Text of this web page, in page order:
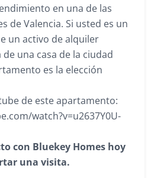
en una de las
de Valencia. Si usted es un
un activo de alquiler
una casa de la ciudad
es la elección
de este apartamento:
watch?v=u2637Y0U-
con Bluekey Homes hoy
una visita.